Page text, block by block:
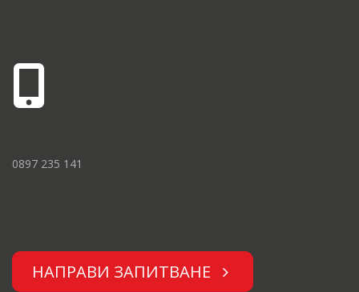
0897 235 141
НАПРАВИ ЗАПИТВАНЕ